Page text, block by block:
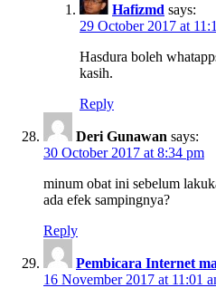
Hafizmd says:
29 October 2017 at
Hasdura boleh
kasih.
Reply
Deri Gunawan says:
30 October 2017 at 8:34 pm
minum obat ini sebelum
ada efek sampingnya?
Reply
Pembicara Internet
16 November 2017 at 11:01